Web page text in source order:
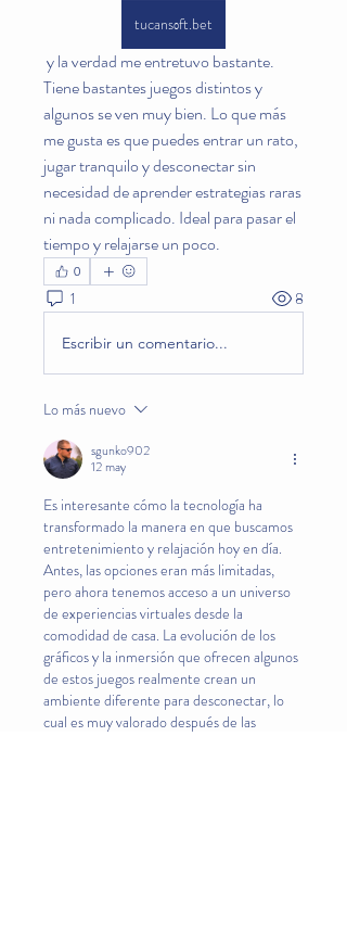
tucansоft.bet
Tiene bastantes juegos distintos y
algunos se ven muy bien. Lo que más
me gusta es que puedes entrar un rato,
jugar tranquilo y desconectar sin
necesidad de aprender estrategias raras
ni nada complicado. Ideal para pasar el
tiempo y relajarse un poco.
0
1 8
Escribir un comentario...
Lo más nuevo
sgunko902
12 may
Es interesante cómo la tecnología ha
transformado la manera en que buscamos
entretenimiento y relajación hoy en día.
Antes, las opciones eran más limitadas,
pero ahora tenemos acceso a un universo
de experiencias virtuales desde la
comodidad de casa. La evolución de los
gráficos y la inmersión que ofrecen algunos
de estos juegos realmente crean un
ambiente diferente para desconectar, lo
cual es muy valorado después de las